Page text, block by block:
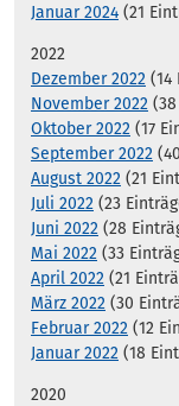
Januar 2024 (21
2022
Dezember 2022 (14
November 2022
Oktober 2022 (17
September 2022
August 2022 (21
Juli 2022 (23
Juni 2022 (28
Mai 2022 (33
April 2022 (21
März 2022 (30
Februar 2022 (12
Januar 2022 (18
2020